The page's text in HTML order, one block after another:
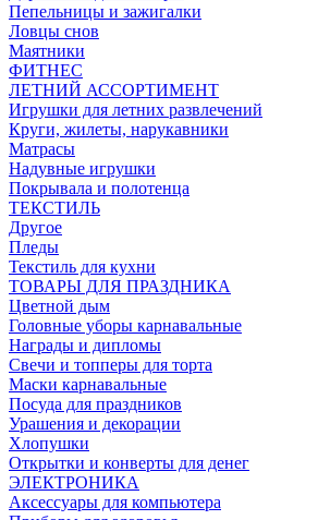
Пепельницы и зажигалки
Ловцы снов
Маятники
ФИТНЕС
ЛЕТНИЙ АССОРТИМЕНТ
Игрушки для летних развлечений
Круги, жилеты, нарукавники
Матрасы
Надувные игрушки
Покрывала и полотенца
ТЕКСТИЛЬ
Другое
Пледы
Текстиль для кухни
ТОВАРЫ ДЛЯ ПРАЗДНИКА
Цветной дым
Головные уборы карнавальные
Награды и дипломы
Свечи и топперы для торта
Маски карнавальные
Посуда для праздников
Урашения и декорации
Хлопушки
Открытки и конверты для денег
ЭЛЕКТРОНИКА
Аксессуары для компьютера